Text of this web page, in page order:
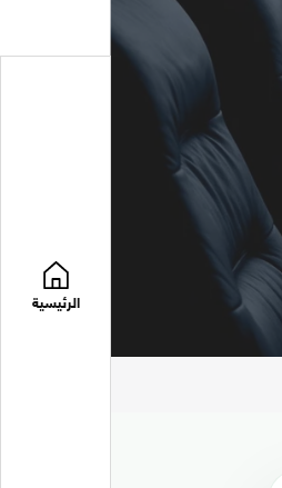
الرئيسية